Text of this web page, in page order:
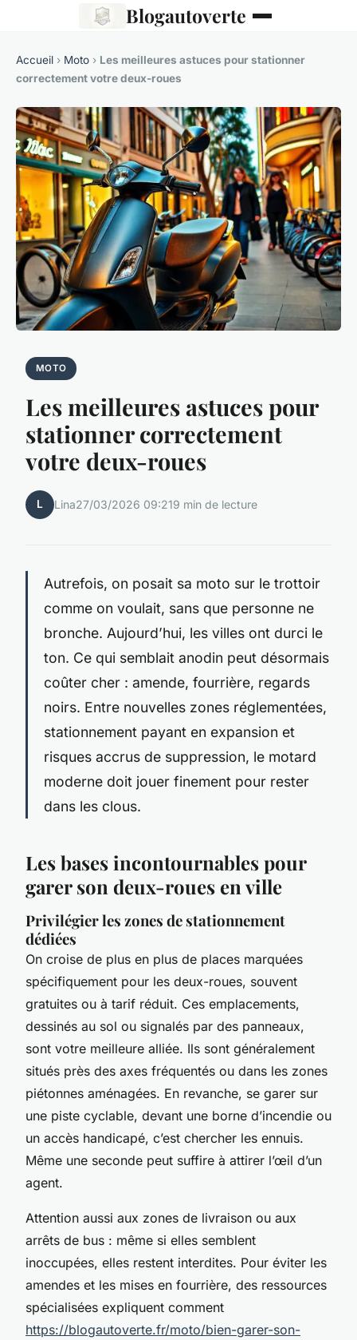
Blogautoverte
Accueil › Moto › Les meilleures astuces pour stationner
correctement votre deux-roues
MOTO
Les meilleures astuces pour
stationner correctement
votre deux-roues
L Lina27/03/2026 09:219 min de lecture
Autrefois, on posait sa moto sur le trottoir
comme on voulait, sans que personne ne
bronche. Aujourd’hui, les villes ont durci le
ton. Ce qui semblait anodin peut désormais
coûter cher : amende, fourrière, regards
noirs. Entre nouvelles zones réglementées,
stationnement payant en expansion et
risques accrus de suppression, le motard
moderne doit jouer finement pour rester
dans les clous.
Les bases incontournables pour
garer son deux-roues en ville
Privilégier les zones de stationnement
dédiées
On croise de plus en plus de places marquées
spécifiquement pour les deux-roues, souvent
gratuites ou à tarif réduit. Ces emplacements,
dessinés au sol ou signalés par des panneaux,
sont votre meilleure alliée. Ils sont généralement
situés près des axes fréquentés ou dans les zones
piétonnes aménagées. En revanche, se garer sur
une piste cyclable, devant une borne d’incendie ou
un accès handicapé, c’est chercher les ennuis.
Même une seconde peut suffire à attirer l’œil d’un
agent.
Attention aussi aux zones de livraison ou aux
arrêts de bus : même si elles semblent
inoccupées, elles restent interdites. Pour éviter les
amendes et les mises en fourrière, des ressources
spécialisées expliquent comment
https://blogautoverte.fr/moto/bien-garer-son-